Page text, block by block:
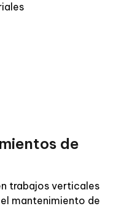
de
trabajos verticales
mantenimiento de